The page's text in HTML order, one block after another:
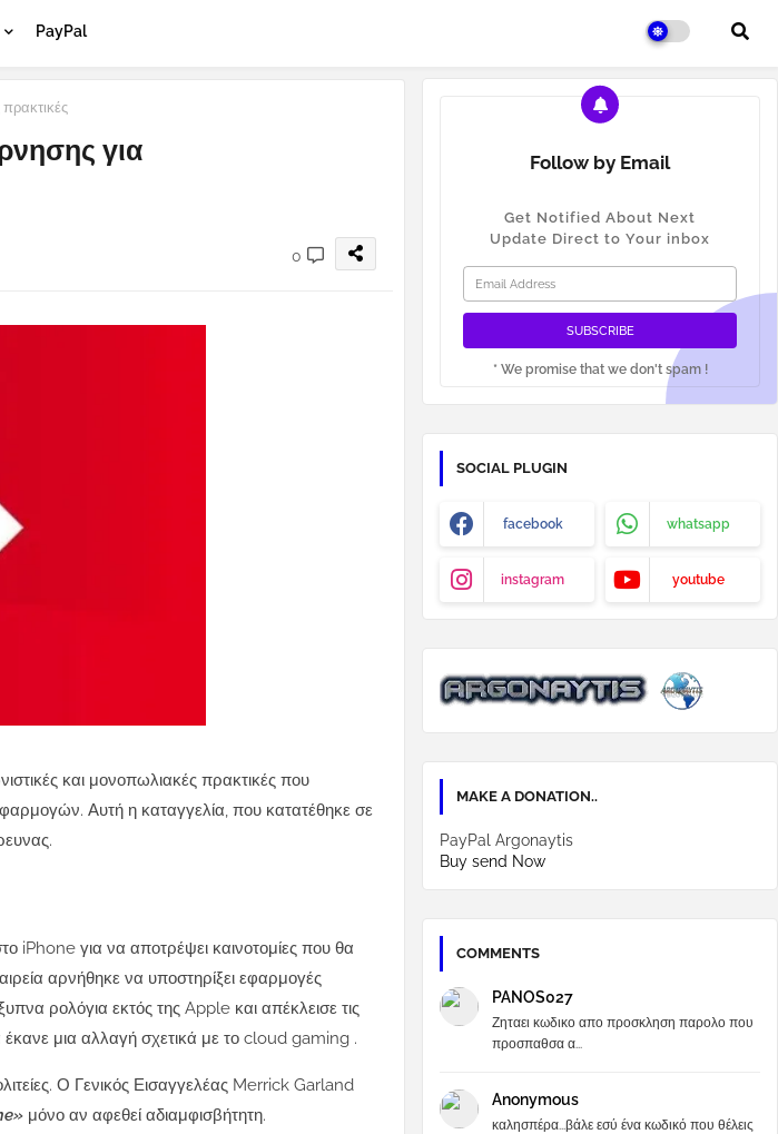
PayPal
για
0
και μονοπωλιακές πρακτικές που
Αυτή η καταγγελία, που κατατέθηκε σε
iPhone για να αποτρέψει καινοτομίες που θα
αρνήθηκε να υποστηρίξει εφαρμογές
ρολόγια εκτός της Apple και απέκλεισε τις
μια αλλαγή σχετικά με το cloud gaming .
Ο Γενικός Εισαγγελέας Merrick Garland
μόνο αν αφεθεί αδιαμφισβήτητη.
Follow by Email
Get Notified About Next
Update Direct to Your inbox
* We promise that we don't spam !
SOCIAL PLUGIN
facebook whatsapp
instagram youtube
MAKE A DONATION..
PayPal Argonaytis
Buy send Now
COMMENTS
PANOS027
Ζηταει κωδικο απο προσκληση παρολο που
προσπαθσα α...
Anonymous
καλησπέρα...βάλε εσύ ένα κωδικό που θέλεις